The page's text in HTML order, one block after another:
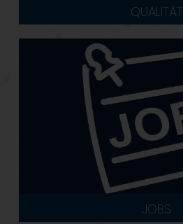
QUALITÄT
JOBS